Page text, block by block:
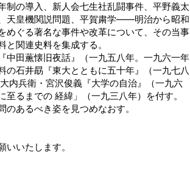
制の導入、新人会七生社乱闘事件、平野義太
天皇機関説問題、平賀粛学――明治から昭和
めぐる著名な事件や改革について、その当事
関連史料を集成する。
中田薫懐旧夜話』（一九五八年。一九六一年
の石井勗『東大とともに五十年』（一九七八
内兵衛・宮沢俊義『大学の自治』（一九六
るまでの 経緯」（一九三八年）を付す。
あるべき姿を見つめなおす。
いたします。